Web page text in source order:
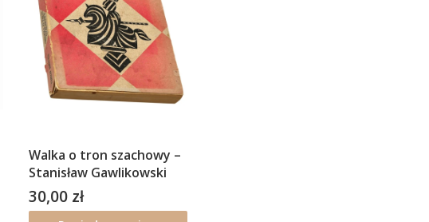
Walka o tron szachowy –
Stanisław Gawlikowski
Cena
30,00 zł